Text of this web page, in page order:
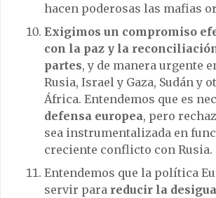
hacen poderosas las mafias
Exigimos un compromiso
con la paz y la
partes, y de manera urgente
Rusia, Israel y Gaza, Sudán y
África. Entendemos que es
defensa europea, pero
sea instrumentalizada en
creciente conflicto con Rusia.
Entendemos que la política
servir para reducir la